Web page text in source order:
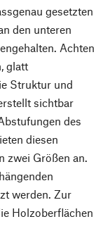
gesetzten
den unteren
Achten
glatt
Struktur und
sichtbar
des
diesen
zwei Größen an.
werden. Zur
Holzoberflächen